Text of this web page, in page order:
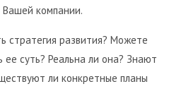
компании.
стратегия развития? Можете
суть? Реальна ли она? Знают
ли конкретные планы